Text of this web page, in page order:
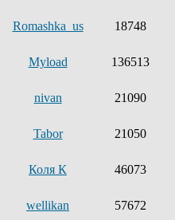
Romashka_us 18748
Myload 136513
nivan 21090
Tabor 21050
Коля К 46073
wellikan 57672